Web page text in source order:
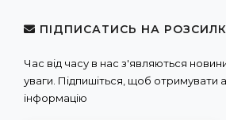
ПІДПИСАТИСЬ НА
Час від часу в нас з'являються
уваги. Підпишіться, щоб отримувати
інформацію